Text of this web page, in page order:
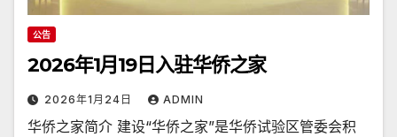
公告
2026年1月19日入驻华侨之家
2026年1月24日 ADMIN
华侨之家简介 建设“华侨之家”是华侨试验区管委会积